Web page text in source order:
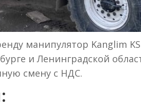
манипулятор Kanglim KS
и Ленинградской
смену с НДС.